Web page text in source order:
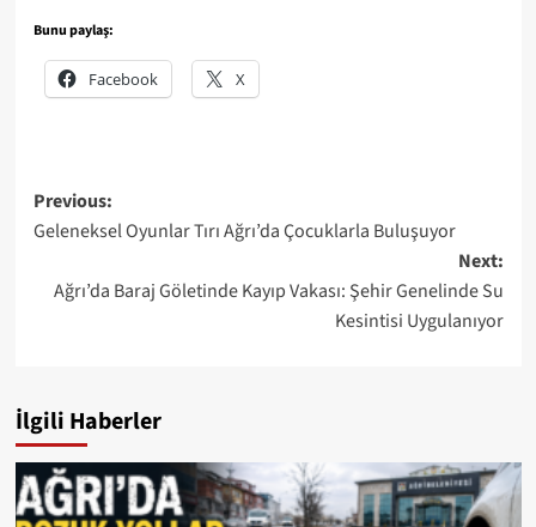
Bunu paylaş:
Facebook X
Post
navigation
Previous:
Geleneksel Oyunlar Tırı Ağrı’da Çocuklarla Buluşuyor
Next:
Ağrı’da Baraj Göletinde Kayıp Vakası: Şehir Genelinde Su
Kesintisi Uygulanıyor
İlgili Haberler